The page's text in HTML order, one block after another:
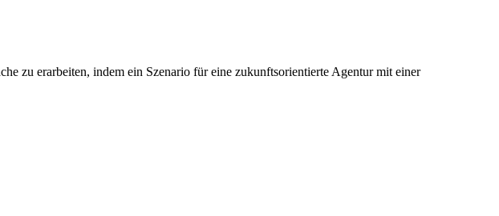
zu erarbeiten, indem ein Szenario für eine zukunftsorientierte Agentur mit einer